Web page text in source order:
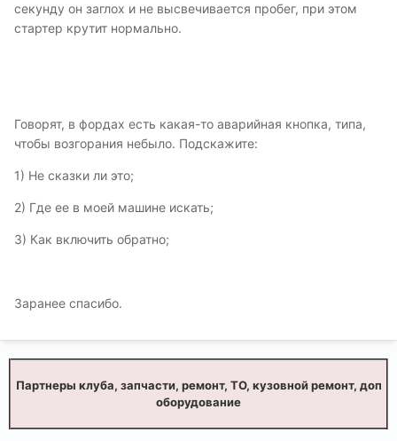
секунду он заглох и не высвечивается пробег, при этом
стартер крутит нормально.
Говорят, в фордах есть какая-то аварийная кнопка, типа,
чтобы возгорания небыло. Подскажите:
1) Не сказки ли это;
2) Где ее в моей машине искать;
3) Как включить обратно;
Заранее спасибо.
Партнеры клуба, запчасти, ремонт, ТО, кузовной ремонт, доп
оборудование